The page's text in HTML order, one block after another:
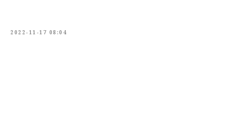
2022-11-17 08:04